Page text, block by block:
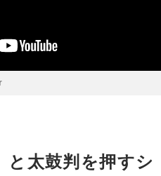
と太鼓判を押すシ